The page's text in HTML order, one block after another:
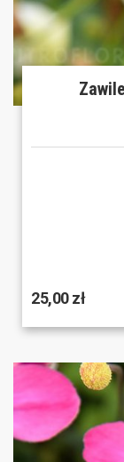
25,00 zł